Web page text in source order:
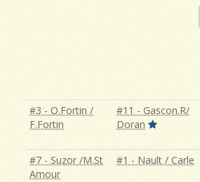
#3 - O.Fortin /
F.Fortin
#11 - Gascon.R/
Doran
#7 - Suzor /M.St
Amour
#1 - Nault / Carle